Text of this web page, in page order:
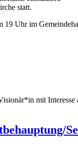
statt.
19 Uhr im
mit